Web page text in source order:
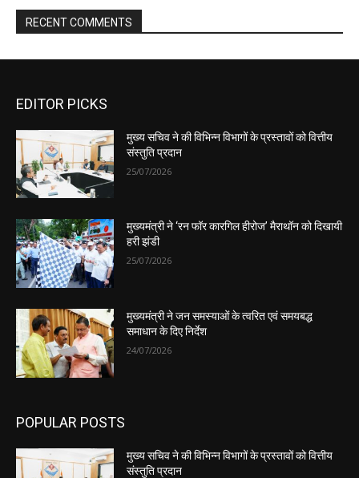
EDITOR PICKS
मुख्य सचिव ने की विभिन्न विभागों के प्रस्तावों को वित्तीय
संस्तुति प्रदान
25/07/2026
मुख्यमंत्री ने ‘रन फॉर कारगिल हीरोज’ मैराथॉन को दिखायी
हरी झंडी
25/07/2026
मुख्यमंत्री ने जन समस्याओं के त्वरित एवं समयबद्ध
समाधान के दिए निर्देश
24/07/2026
POPULAR POSTS
मुख्य सचिव ने की विभिन्न विभागों के प्रस्तावों को वित्तीय
संस्तुति प्रदान